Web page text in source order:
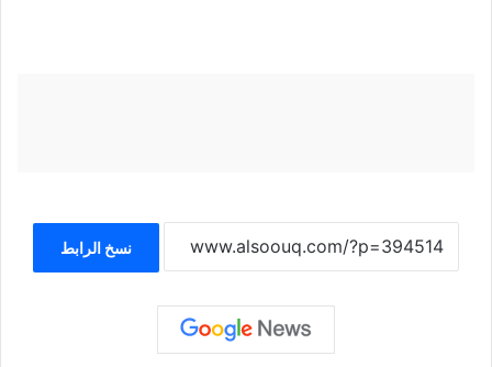
نسخ الرابط